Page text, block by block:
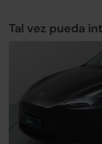
Tal vez pueda